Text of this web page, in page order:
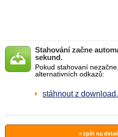
Stahování začne
sekund.
Pokud stahovaní
alternativních odkazů:
stáhnout z
» zpět na